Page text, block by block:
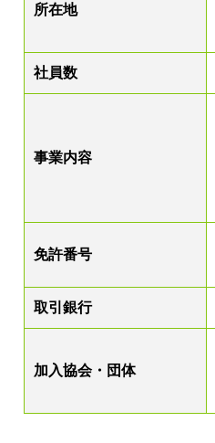
所在地
社員数
事業内容
免許番号
取引銀行
加入協会・団体